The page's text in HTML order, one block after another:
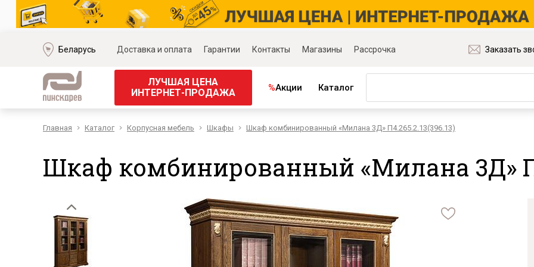
Беларусь Доставка и оплата Гарантии Контакты Магазины Рассрочка Заказать
ЛУЧШАЯ ЦЕНА
ИНТЕРНЕТ-ПРОДАЖА
%Акции Каталог
Мягкая мебель
Модульные диваны
Диваны «Премиум»
Кожаные диваны
Угловые диваны
Прямые диваны
Кресла
Корпусная мебель
Наборы для спальни
Наборы для детской
Наборы для кабинета
Наборы для столовой
Обеденные группы
Кровати и основания
Матрасы и товары для сна
Распродажа матрасов
Матрасы для диванов
Подушки
Главная Каталог Корпусная мебель Шкафы Шкаф комбинированный «Милана 3Д» П4.265.2.13(396.13)
Шкаф комбинированный «Милана 3Д»